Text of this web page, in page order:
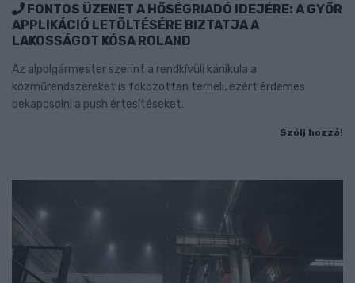
FONTOS ÜZENET A HŐSÉGRIADÓ IDEJÉRE: A GYŐR
APPLIKÁCIÓ LETÖLTÉSÉRE BIZTATJA A
LAKOSSÁGOT KÓSA ROLAND
Az alpolgármester szerint a rendkívüli kánikula a
közműrendszereket is fokozottan terheli, ezért érdemes
bekapcsolni a push értesítéseket.
Szólj hozzá!